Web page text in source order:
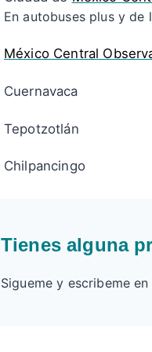
En autobuses plus y de
México Central
Cuernavaca
Tepotzotlán
Chilpancingo
Tienes alguna
Sigueme y escribeme